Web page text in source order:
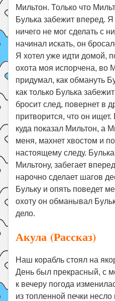
Мильтон. Только что
Булька забежит вперед.
ничего не мог сделать с
начинал искать, он
Я хотел уже идти домой,
охота моя испорчена, во
придумал, как обмануть
как только Булька
бросит след, повернет в
притворится, что он ищет.
куда показал Мильтон, а
меня, махнет хвостом и
настоящему следу.
Мильтону, забегает
нарочно сделает шагов
Бульку и опять поведет
охоту он обманывал
дело.
Акула (Рассказ)
Наш корабль стоял на
День был прекрасный, с
к вечеру погода
из топленной печки